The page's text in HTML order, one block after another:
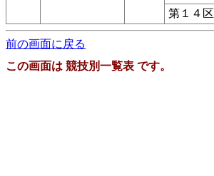
第１４区
前の画面に戻る
この画面は 競技別一覧表 です。